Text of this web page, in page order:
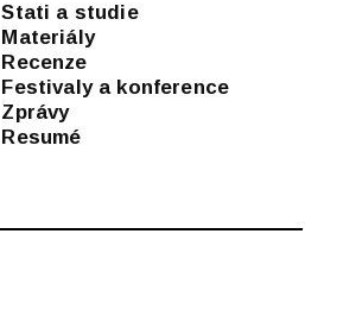
Stati a studie
Materiály
Recenze
Festivaly a konference
Zprávy
Resumé